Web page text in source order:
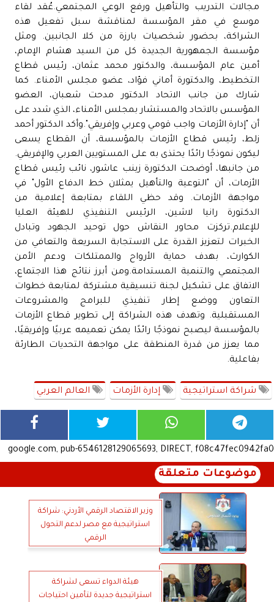
مجالات التدريب والتأهيل ورفع الوعي المجتمعي.عُقد لقاء
موسع في مقر المؤسسة لمناقشة سبل تفعيل هذه
الشراكة، بحضور شخصيات بارزة من كلا الجانبين. ومثل
مؤسسة الجمهورية الجديدة كل من السيد هشام الإمام،
أمين عام المؤسسة، والدكتور محمد عثمان، رئيس قطاع
التخطيط، والدكتورة أماني فؤاد، عضو مجلس الأمناء. كما
شارك من جانب الاتحاد الدكتور مدحت شعبان، العضو
المؤسس بالاتحاد والمستشار بمجلس الأمناء، الذي شدد على
أن "إدارة الأزمات واجب قومي وعربي وإفريقي".وأكد الدكتور أحمد
زلط، رئيس قطاع الأزمات بالمؤسسة، أن القطاع يسعى
ليكون نموذجًا رائدًا يحتذى به على المستويين العربي والإفريقي.
من جانبها، أوضحت الدكتورة زينب عاشور، نائب رئيس قطاع
الأزمات، أن "التوعية والتأهيل يمثلان خط الدفاع الأول" في
مواجهة الأزمات. وقد حظي اللقاء بمتابعة إعلامية من
الدكتورة رانيا لاشين، الرئيس التنفيذي للهيئة العليا
للإعلام.تركزت محاور النقاش حول توحيد الجهود وتبادل
الخبرات لتعزيز القدرة على الاستجابة السريعة والتعافي من
الكوارث، بهدف حماية الأرواح والممتلكات ودعم الأمن
المجتمعي والتنمية المستدامة.ومن أبرز نتائج هذا الاجتماع،
الاتفاق على تشكيل لجنة تنسيقية مشتركة لمتابعة خطوات
التعاون ووضع إطار تنفيذي للبرامج والمشروعات
المستقبلية. وتهدف هذه الشراكة إلى تطوير قطاع الأزمات
بالمؤسسة ليصبح نموذجًا رائدًا يمكن تعميمه عربيًا وإفريقيًا،
مما يعزز من قدرة المنطقة على مواجهة التحديات الطارئة
بفاعلية.
شراكة استراتيجية إدارة الأزمات العالم العربي
google.com, pub-6546128129065693, DIRECT, f08c47fec0942fa0
موضوعات متعلقة
وزير الاقتصاد الرقمي الأردني: شراكة
استراتيجية مع مصر لدعم التحول
الرقمي
هيئة الدواء تسعى لشراكة
استراتيجية جديدة لتأمين احتياجات